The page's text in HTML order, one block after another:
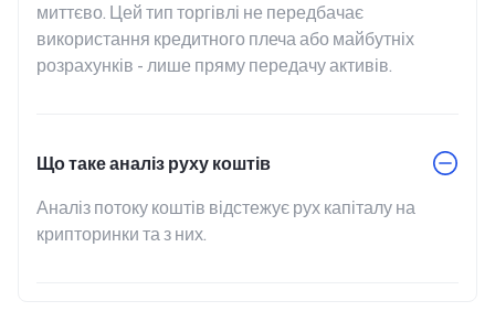
миттєво. Цей тип торгівлі не передбачає
використання кредитного плеча або майбутніх
розрахунків - лише пряму передачу активів.
Що таке аналіз руху коштів
Аналіз потоку коштів відстежує рух капіталу на
крипторинки та з них.